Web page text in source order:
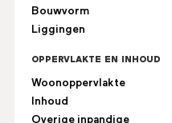
Bouwvorm
Liggingen
OPPERVLAKTE EN INHOUD
Woonoppervlakte
Inhoud
Overige inpandige